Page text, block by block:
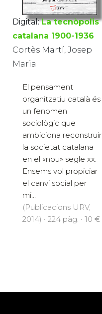
Digital: La tecnòpolis
catalana 1900-1936
Cortès Martí, Josep
Maria
El pensament
organitzatiu català és
un fenomen
sociològic que
ambiciona reconstruir
la societat catalana
en el «nou» segle xx.
Ensems vol propiciar
el canvi social per
mi...
(Publicacions URV,
2014) · 224 pàg. · 10 €